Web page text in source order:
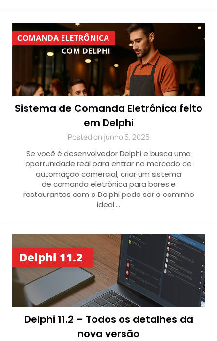
Sistema de Comanda Eletrônica feito
em Delphi
Posted on junho 5, 2025
Se você é desenvolvedor Delphi e busca uma
oportunidade real para entrar no mercado de
automação comercial, criar um sistema
de comanda eletrônica para bares e
restaurantes com o Delphi pode ser o caminho
ideal….
Delphi 11.2 – Todos os detalhes da
nova versão